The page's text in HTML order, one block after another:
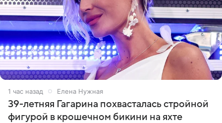
1 час назад Елена Нужная
39-летняя Гагарина похвасталась стройной
фигурой в крошечном бикини на яхте